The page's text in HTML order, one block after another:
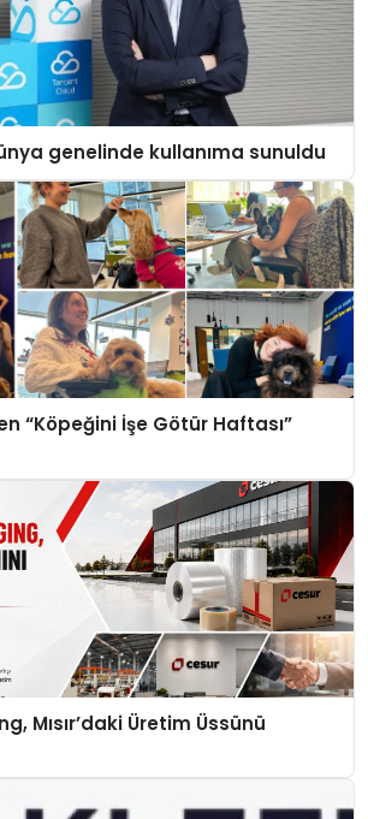
genelinde kullanıma sunuldu
“Köpeğini İşe Götür Haftası”
Mısır’daki Üretim Üssünü